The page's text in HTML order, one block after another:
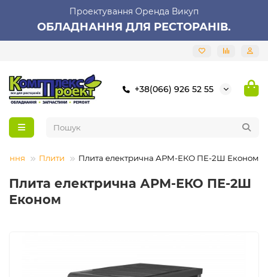
Проектування Оренда Викуп
ОБЛАДНАННЯ ДЛЯ РЕСТОРАНІВ.
+38(066) 926 52 55
Плити Плита електрична АРМ-ЕКО ПЕ-2Ш Економ
Плита електрична АРМ-ЕКО ПЕ-2Ш
Економ